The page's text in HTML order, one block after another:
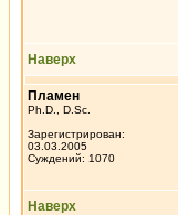
Наверх
Пламен
Ph.D., D.Sc.
Зарегистрирован:
03.03.2005
Суждений: 1070
Наверх